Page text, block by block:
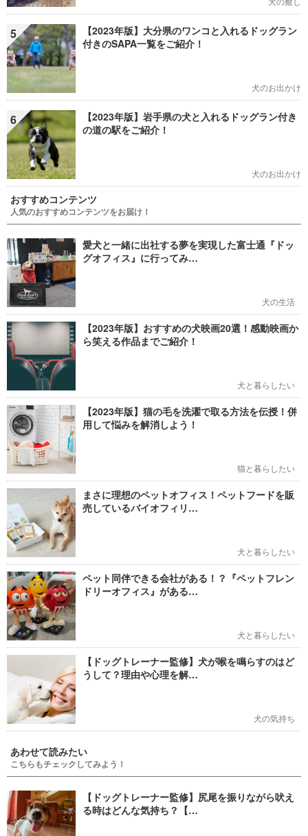
5
【2023年版】大分県のワンコと入れるドッグラン
付きのSAPA一覧をご紹介！
犬のお出かけ
6
【2023年版】岩手県の犬と入れるドッグラン付き
の道の駅をご紹介！
犬のお出かけ
おすすめコンテンツ
人気のおすすめコンテンツをお届け！
愛犬と一緒に出社する夢を実現した富士通『ドッ
グオフィス』に行ってみ…
犬の生活
【2023年版】おすすめの犬映画20選！感動映画か
ら笑える作品までご紹介！
犬と暮らしたい
【2023年版】猫の毛を洗濯で取る方法を伝授！併
用して悩みを解消しよう！
猫と暮らしたい
まさに理想のペットオフィス！ペットフードを販
売しているバイオフィリ…
犬と暮らしたい
ペット同伴できる会社がある！？『ペットフレン
ドリーオフィス』がある…
犬と暮らしたい
【ドッグトレーナー監修】犬が喉を鳴らすのはど
うして？理由や心理を解…
犬の気持ち
あわせて読みたい
こちらもチェックしてみよう！
【ドッグトレーナー監修】尻尾を振りながら吠え
る時はどんな気持ち？【…